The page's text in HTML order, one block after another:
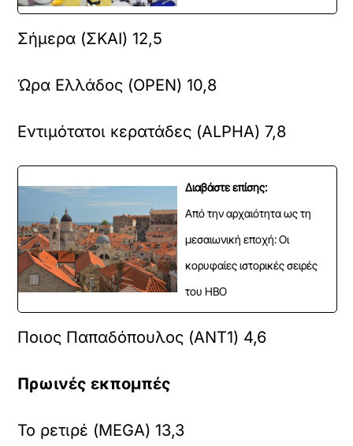
Σήμερα (ΣΚΑΙ) 12,5
Ώρα Ελλάδος (OPEN) 10,8
Εντιμότατοι κερατάδες (ALPHA) 7,8
Διαβάστε επίσης:
Από την αρχαιότητα ως τη
μεσαιωνική εποχή: Οι
κορυφαίες ιστορικές σειρές
του HBO
Ποιος Παπαδόπουλος (ANT1) 4,6
Πρωινές εκπομπές
Το ρετιρέ (MEGA) 13,3